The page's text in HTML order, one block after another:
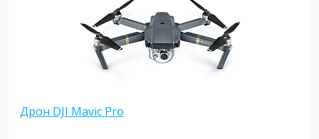
Дрон DJI Mavic Pro